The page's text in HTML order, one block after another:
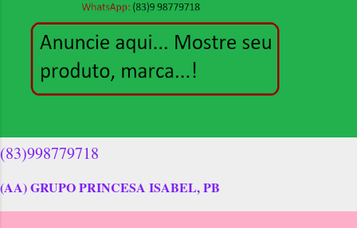
(83)998779718
(AA) GRUPO PRINCESA ISABEL, PB